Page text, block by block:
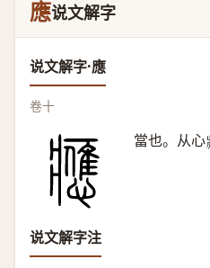
應说文解字
说文解字·應
卷十
當也。从心
说文解字注